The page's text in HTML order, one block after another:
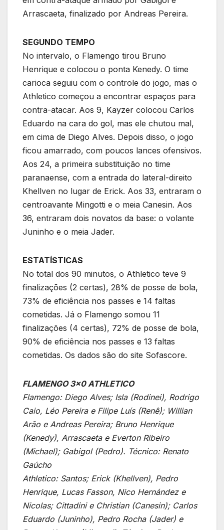
Arrascaeta, finalizado por Andreas Pereira.
SEGUNDO TEMPO
No intervalo, o Flamengo tirou Bruno
Henrique e colocou o ponta Kenedy. O time
carioca seguiu com o controle do jogo, mas o
Athletico começou a encontrar espaços para
contra-atacar. Aos 9, Kayzer colocou Carlos
Eduardo na cara do gol, mas ele chutou mal,
em cima de Diego Alves. Depois disso, o jogo
ficou amarrado, com poucos lances ofensivos.
Aos 24, a primeira substituição no time
paranaense, com a entrada do lateral-direito
Khellven no lugar de Erick. Aos 33, entraram o
centroavante Mingotti e o meia Canesin. Aos
36, entraram dois novatos da base: o volante
Juninho e o meia Jader.
ESTATÍSTICAS
No total dos 90 minutos, o Athletico teve 9
finalizações (2 certas), 28% de posse de bola,
73% de eficiência nos passes e 14 faltas
cometidas. Já o Flamengo somou 11
finalizações (4 certas), 72% de posse de bola,
90% de eficiência nos passes e 13 faltas
cometidas. Os dados são do site Sofascore.
FLAMENGO 3×0 ATHLETICO
Flamengo: Diego Alves; Isla (Rodinei), Rodrigo
Caio, Léo Pereira e Filipe Luís (Renê); Willian
Arão e Andreas Pereira; Bruno Henrique
(Kenedy), Arrascaeta e Everton Ribeiro
(Michael); Gabigol (Pedro). Técnico: Renato
Gaúcho
Athletico: Santos; Erick (Khellven), Pedro
Henrique, Lucas Fasson, Nico Hernández e
Nicolas; Cittadini e Christian (Canesin); Carlos
Eduardo (Juninho), Pedro Rocha (Jader) e